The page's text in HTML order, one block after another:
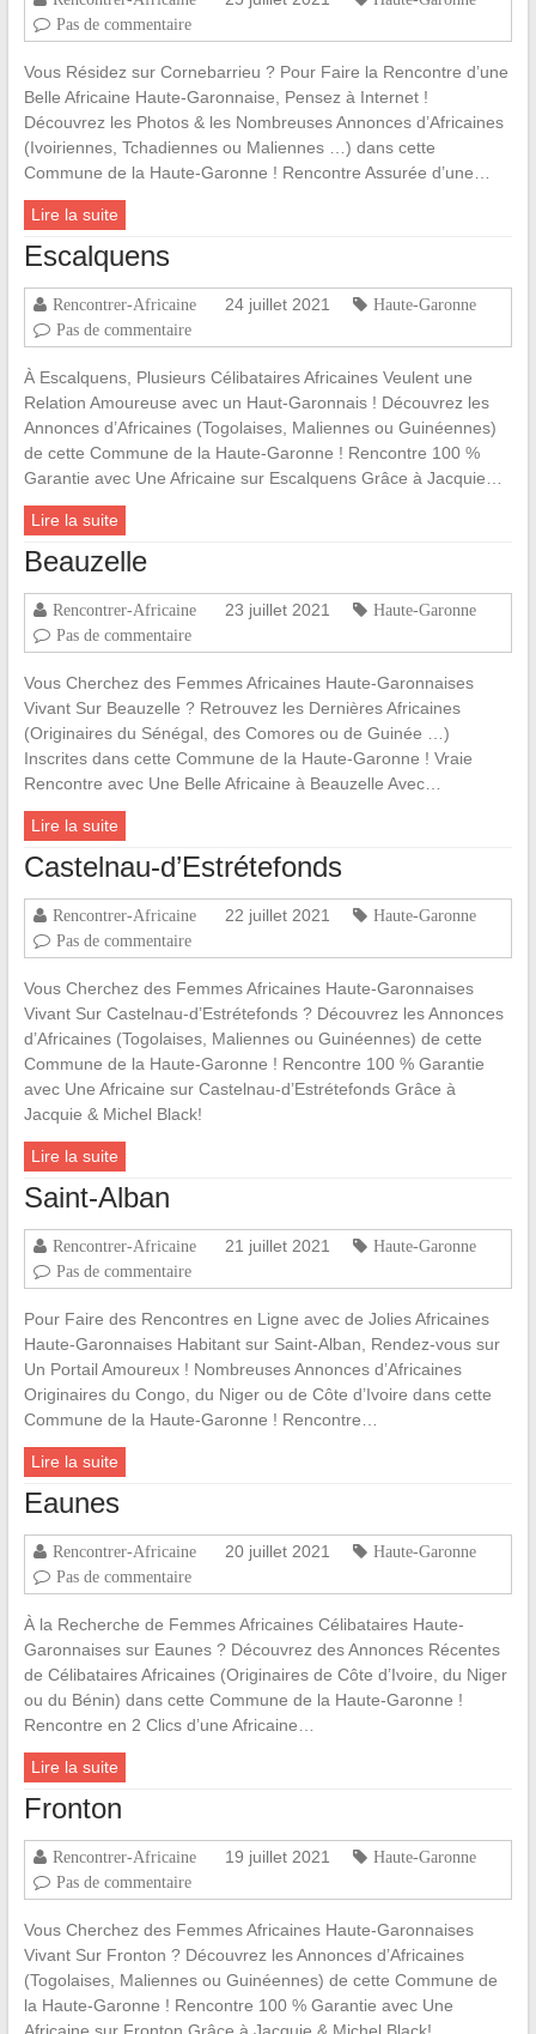
Pas de commentaire
Vous Résidez sur Cornebarrieu ? Pour Faire la Rencontre d’une
Belle Africaine Haute-Garonnaise, Pensez à Internet !
Découvrez les Photos & les Nombreuses Annonces d’Africaines
(Ivoiriennes, Tchadiennes ou Maliennes …) dans cette
Commune de la Haute-Garonne ! Rencontre Assurée d’une…
Lire la suite
Escalquens
Rencontrer-Africaine 24 juillet 2021
Haute-Garonne
Pas de commentaire
À Escalquens, Plusieurs Célibataires Africaines Veulent une
Relation Amoureuse avec un Haut-Garonnais ! Découvrez les
Annonces d’Africaines (Togolaises, Maliennes ou Guinéennes)
de cette Commune de la Haute-Garonne ! Rencontre 100 %
Garantie avec Une Africaine sur Escalquens Grâce à Jacquie…
Lire la suite
Beauzelle
Rencontrer-Africaine 23 juillet 2021
Haute-Garonne
Pas de commentaire
Vous Cherchez des Femmes Africaines Haute-Garonnaises
Vivant Sur Beauzelle ? Retrouvez les Dernières Africaines
(Originaires du Sénégal, des Comores ou de Guinée …)
Inscrites dans cette Commune de la Haute-Garonne ! Vraie
Rencontre avec Une Belle Africaine à Beauzelle Avec…
Lire la suite
Castelnau-d’Estrétefonds
Rencontrer-Africaine 22 juillet 2021
Haute-Garonne
Pas de commentaire
Vous Cherchez des Femmes Africaines Haute-Garonnaises
Vivant Sur Castelnau-d’Estrétefonds ? Découvrez les Annonces
d’Africaines (Togolaises, Maliennes ou Guinéennes) de cette
Commune de la Haute-Garonne ! Rencontre 100 % Garantie
avec Une Africaine sur Castelnau-d’Estrétefonds Grâce à
Jacquie & Michel Black!
Lire la suite
Saint-Alban
Rencontrer-Africaine 21 juillet 2021
Haute-Garonne
Pas de commentaire
Pour Faire des Rencontres en Ligne avec de Jolies Africaines
Haute-Garonnaises Habitant sur Saint-Alban, Rendez-vous sur
Un Portail Amoureux ! Nombreuses Annonces d’Africaines
Originaires du Congo, du Niger ou de Côte d’Ivoire dans cette
Commune de la Haute-Garonne ! Rencontre…
Lire la suite
Eaunes
Rencontrer-Africaine 20 juillet 2021
Haute-Garonne
Pas de commentaire
À la Recherche de Femmes Africaines Célibataires Haute-
Garonnaises sur Eaunes ? Découvrez des Annonces Récentes
de Célibataires Africaines (Originaires de Côte d’Ivoire, du Niger
ou du Bénin) dans cette Commune de la Haute-Garonne !
Rencontre en 2 Clics d’une Africaine…
Lire la suite
Fronton
Rencontrer-Africaine 19 juillet 2021
Haute-Garonne
Pas de commentaire
Vous Cherchez des Femmes Africaines Haute-Garonnaises
Vivant Sur Fronton ? Découvrez les Annonces d’Africaines
(Togolaises, Maliennes ou Guinéennes) de cette Commune de
la Haute-Garonne ! Rencontre 100 % Garantie avec Une